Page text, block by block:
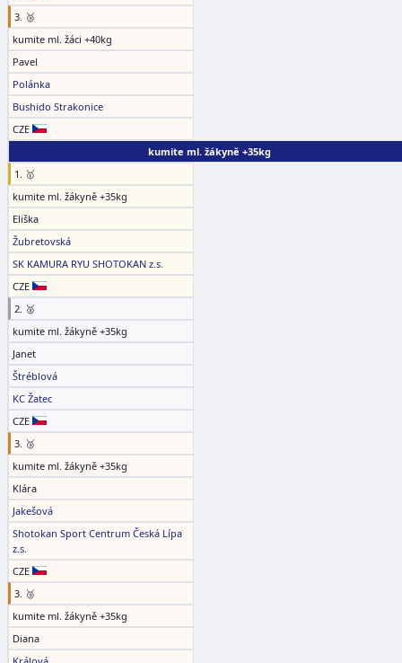
3. 🥉
kumite ml. žáci +40kg
Pavel
Polánka
Bushido Strakonice
CZE
kumite ml. žákyně +35kg
1. 🥇
kumite ml. žákyně +35kg
Eliška
Žubretovská
SK KAMURA RYU SHOTOKAN z.s.
CZE
2. 🥈
kumite ml. žákyně +35kg
Janet
Štréblová
KC Žatec
CZE
3. 🥉
kumite ml. žákyně +35kg
Klára
Jakešová
Shotokan Sport Centrum Česká Lípa
z.s.
CZE
3. 🥉
kumite ml. žákyně +35kg
Diana